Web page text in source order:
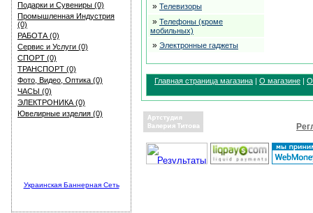
Подарки и Сувениры (0)
Промышленная Индустрия
(0)
РАБОТА (0)
Сервис и Услуги (0)
СПОРТ (0)
ТРАНСПОРТ (0)
Фото, Видео, Оптика (0)
ЧАСЫ (0)
ЭЛЕКТРОНИКА (0)
Ювелирные изделия (0)
Украинская Баннерная Сеть
» Телевизоры
» Телефоны (кроме
мобильных)
» Электронные гаджеты
Главная страница магазина | О магазине |